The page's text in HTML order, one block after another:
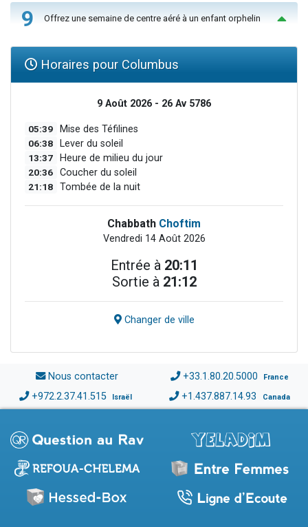
9 Offrez une semaine de centre aéré à un enfant orphelin
Horaires pour Columbus
9 Août 2026 - 26 Av 5786
05:39 Mise des Téfilines
06:38 Lever du soleil
13:37 Heure de milieu du jour
20:36 Coucher du soleil
21:18 Tombée de la nuit
Chabbath Choftim
Vendredi 14 Août 2026
Entrée à 20:11
Sortie à 21:12
Changer de ville
Nous contacter +33.1.80.20.5000 France
+972.2.37.41.515 Israël +1.437.887.14.93 Canada